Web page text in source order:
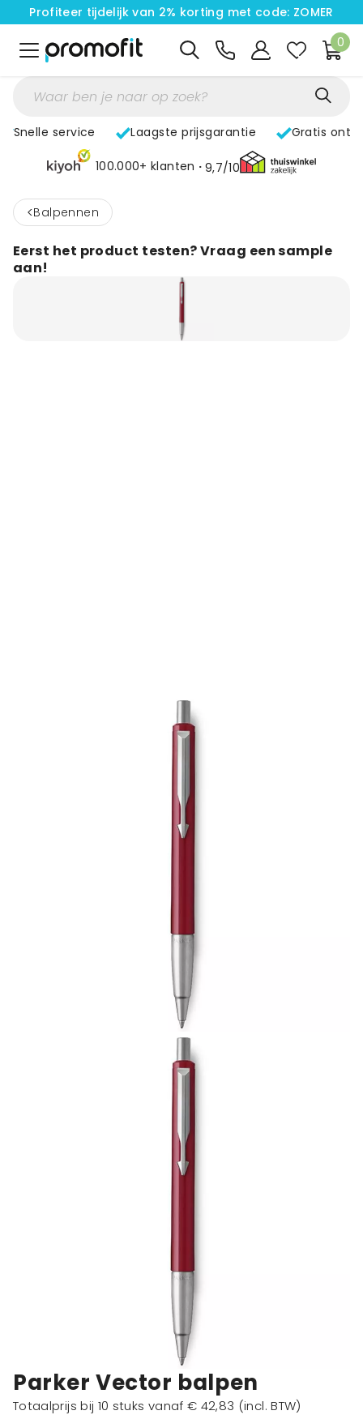
Profiteer tijdelijk van 2% korting met code: ZOMER
0
Snelle service Laagste prijsgarantie Gratis
100.000+ klanten 9,7/10
< Balpennen
Eerst het product testen? Vraag een sample
aan!
Parker Vector balpen
Totaalprijs bij 10 stuks vanaf € 42,83 (incl. BTW)